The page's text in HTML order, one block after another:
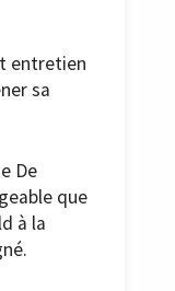
entretien
sa
De
que
à la